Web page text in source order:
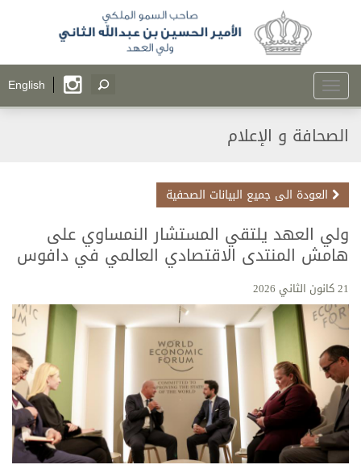
English Toggle
navigation
الصحافة و الإعلام
العودة الى جميع البيانات الصحفية
ولي العهد يلتقي المستشار النمساوي على
هامش المنتدى الاقتصادي العالمي في دافوس
21 كانون الثاني 2026